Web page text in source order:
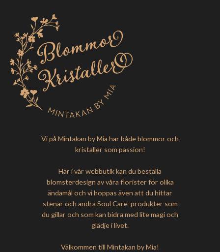
Vi på Mintakan by Mia har både blommor och
kristaller som passion!
Här i vår webbutik kan du beställa
blomsterdesign av våra florister för olika
ändamål och vi hoppas även att du hittar
stenar och andra Soul Care-produkter som
du gillar och som kan bidra med lite magi och
glädje i livet.
Välkommen till Mintakan by Mia!